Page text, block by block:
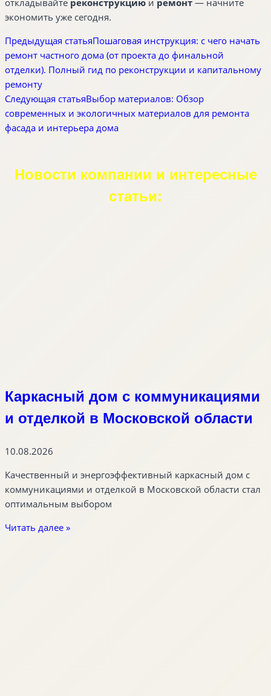
откладывайте реконструкцию и ремонт — начните
экономить уже сегодня.
Предыдущая статьяПошаговая инструкция: с чего начать
ремонт частного дома (от проекта до финальной
отделки). Полный гид по реконструкции и капитальному
ремонту
Следующая статьяВыбор материалов: Обзор
современных и экологичных материалов для ремонта
фасада и интерьера дома
Новости компании и интересные
статьи:
Каркасный дом с коммуникациями
и отделкой в Московской области
10.08.2026
Качественный и энергоэффективный каркасный дом с
коммуникациями и отделкой в Московской области стал
оптимальным выбором
Читать далее »